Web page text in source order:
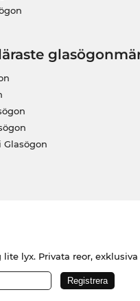
lyx. Privata reor,